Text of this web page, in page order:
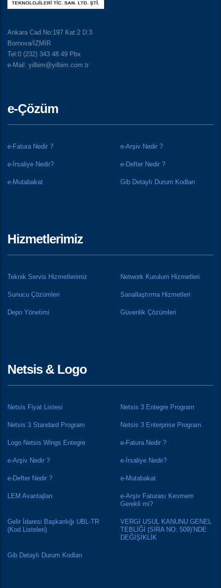
Ankara Cad.No:197 Kat:2 D:3
Bornova/İZMİR
Tel:0 (232) 343 48 49 Pbx
e-Mail: yilbim@yilbim.com.tr
e-Çözüm
e-Fatura Nedir ? e-Arşiv Nedir ?
e-İrsaliye Nedir? e-Defter Nedir ?
e-Mutabakat Gib Detaylı Durum Kodları
Hizmetlerimiz
Teknik Servis Hizmetlerimiz Network Kurulum Hizmetleri
Sunucu Çözümleri Sanallaştırma Hizmetleri
Depo Yönetimi Güvenlik Çözümleri
Netsis & Logo
Netsis Fiyat Listesi Netsis 3 Entegre Program
Netsis 3 Standard Program Netsis 3 Enterprise Program
Logo Netsis Wings Entegre e-Fatura Nedir ?
e-Arşiv Nedir ? e-İrsaliye Nedir?
e-Defter Nedir ? e-Mutabakat
LEM Avantajları
e-Arşiv Faturası Kesmem
Gerekli mi?
Gelir İdaresi Başkanlığı UBL-TR
(Kod Listeleri)
VERGİ USUL KANUNU GENEL
TEBLİĞİ (SIRA NO: 509)’NDE
DEĞİŞİKLİK
Gib Detaylı Durum Kodları